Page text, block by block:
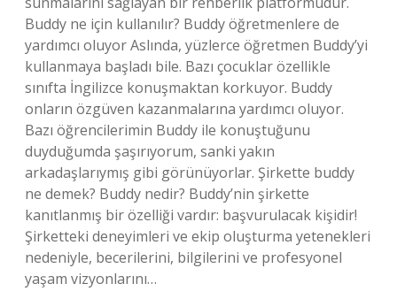
Buddy ne için kullanılır? Buddy öğretmenlere de
yardımcı oluyor Aslında, yüzlerce öğretmen Buddy’yi
kullanmaya başladı bile. Bazı çocuklar özellikle
sınıfta İngilizce konuşmaktan korkuyor. Buddy
onların özgüven kazanmalarına yardımcı oluyor.
Bazı öğrencilerimin Buddy ile konuştuğunu
duyduğumda şaşırıyorum, sanki yakın
arkadaşlarıymış gibi görünüyorlar. Şirkette buddy
ne demek? Buddy nedir? Buddy’nin şirkette
kanıtlanmış bir özelliği vardır: başvurulacak kişidir!
Şirketteki deneyimleri ve ekip oluşturma yetenekleri
nedeniyle, becerilerini, bilgilerini ve profesyonel
yaşam vizyonlarını…